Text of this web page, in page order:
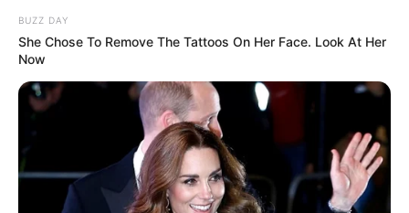
8 Kata Lucu Seputar Malam
Minggu ala Jomblo yang Bikin
Ngenes
BUZZ DAY
She Chose To Remove The Tattoos On Her Face. Look At Her
Now